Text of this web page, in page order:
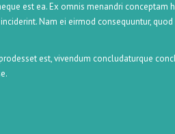
est ea. Ex omnis menandri conceptam
Nam ei eirmod consequuntur,
est, vivendum concludaturque